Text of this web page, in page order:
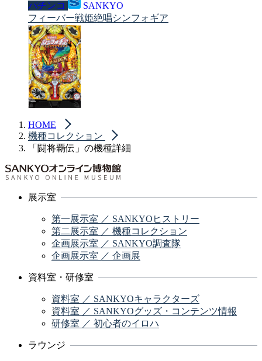
パチンコ
SANKYO
フィーバー戦姫絶唱シンフォギア
HOME
機種コレクション
「闘将覇伝」の機種詳細
展示室
第一展示室 ／ SANKYOヒストリー
第二展示室 ／ 機種コレクション
企画展示室 ／ SANKYO調査隊
企画展示室 ／ 企画展
資料室・研修室
資料室 ／ SANKYOキャラクターズ
資料室 ／ SANKYOグッズ・コンテンツ情報
研修室 ／ 初心者のイロハ
ラウンジ